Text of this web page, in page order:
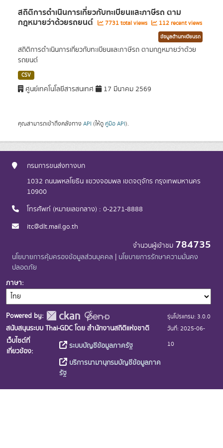
สถิติการดำเนินการเกี่ยวกับทะเบียนและภาษีรถ ตาม
กฎหมายว่าด้วยรถยนต์ 7731 total views 112 recent views
ข้อมูลด้านทะเบียนรถ
สถิติการดำเนินการเกี่ยวกับทะเบียนและภาษีรถ ตามกฎหมายว่าด้วย
รถยนต์
CSV
ศูนย์เทคโนโลยีสารสนเทศ 17 มีนาคม 2569
คุณสามารถเข้าถึงคลังทาง API (ให้ดู คู่มือ API).
กรมการขนส่งทางบก
1032 ถนนพหลโยธิน แขวงจอมพล เขตจตุจักร กรุงเทพมหานคร
10900
โทรศัพท์ (หมายเลขกลาง) : 0-2271-8888
itc@dlt.mail.go.th
จำนวนผู้เข้าชม 784735
นโยบายการคุ้มครองข้อมูลส่วนบุคคล | นโยบายการรักษาความมั่นคง
ปลอดภัย
ภาษา
Powered by:
สนับสนุนระบบ Thai-GDC โดย สำนักงานสถิติแห่งชาติ
เว็บไซต์ที่
เกี่ยวข้อง:
ระบบบัญชีข้อมูลภาครัฐ
บริการนามานุกรมบัญชีข้อมูลภาค
รัฐ
รุ่นโปรแกรม: 3.0.0
วันที่: 2025-06-
10